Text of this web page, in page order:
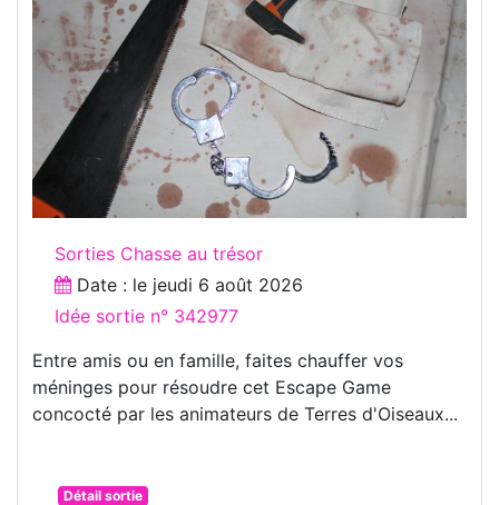
Sorties Chasse au trésor
Date : le jeudi 6 août 2026
Idée sortie n° 342977
Entre amis ou en famille, faites chauffer vos
méninges pour résoudre cet Escape Game
concocté par les animateurs de Terres d'Oiseaux...
Détail sortie